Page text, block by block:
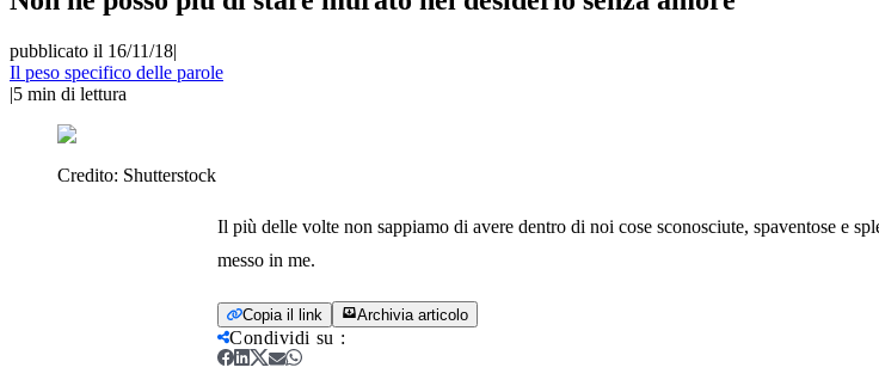
pubblicato il 16/11/18|
Il peso specifico delle parole
|5 min di lettura
Credito: Shutterstock
Il più delle volte non sappiamo di avere dentro di noi cose sconosciute, spaventose e
messo in me.
Copia il link Archivia articolo
Condividi su :